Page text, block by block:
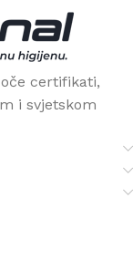
certifikati,
i svjetskom